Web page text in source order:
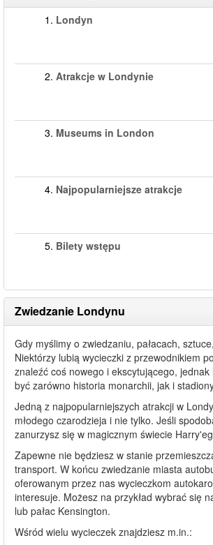
1. Londyn
2. Atrakcje w Londynie
3. Museums in London
4. Najpopularniejsze atrakcje
5. Bilety wstępu
Zwiedzanie Londynu
Gdy myślimy o zwiedzaniu, pałacach,
Niektórzy lubią wycieczki z przewodnikiem
znaleźć coś nowego i ekscytującego,
być zarówno historia monarchii, jak i
Jedną z najpopularniejszych atrakcji w
młodego czarodzieja i nie tylko. Jeśli
zanurzysz się w magicznym świecie
Zapewne nie będziesz w stanie
transport. W końcu zwiedzanie miasta
oferowanym przez nas wycieczkom
interesuje. Możesz na przykład wybrać się
lub pałac Kensington.
Wśród wielu wycieczek znajdziesz m.in.: